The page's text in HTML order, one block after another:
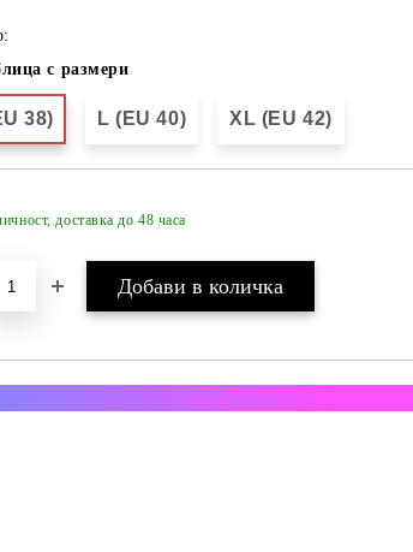
с размери
38) L (EU 40) XL (EU 42)
доставка до 48 часа